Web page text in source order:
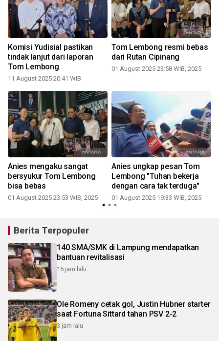
Komisi Yudisial pastikan
tindak lanjut dari laporan
Tom Lembong
11 August 2025 20:41 WIB
Tom Lembong resmi bebas
dari Rutan Cipinang
01 August 2025 23:58 WIB, 2025
Anies mengaku sangat
bersyukur Tom Lembong
bisa bebas
01 August 2025 23:53 WIB, 2025
Anies ungkap pesan Tom
Lembong "Tuhan bekerja
dengan cara tak terduga"
01 August 2025 19:33 WIB, 2025
Berita Terpopuler
140 SMA/SMK di Lampung mendapatkan
bantuan revitalisasi
15 jam lalu
Ole Romeny cetak gol, Justin Hubner starter
saat Fortuna Sittard tahan PSV 2-2
3 jam lalu